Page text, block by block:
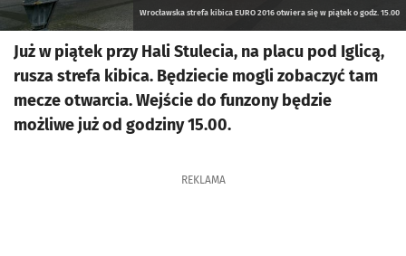
Wrocławska strefa kibica EURO 2016 otwiera się w piątek o godz. 15.00
Już w piątek przy Hali Stulecia, na placu pod Iglicą,
rusza strefa kibica. Będziecie mogli zobaczyć tam
mecze otwarcia. Wejście do funzony będzie
możliwe już od godziny 15.00.
REKLAMA